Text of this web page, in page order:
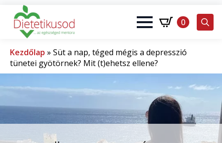
0
Kezdőlap » Süt a nap, téged mégis a depresszió
tünetei gyötörnek? Mit (t)ehetsz ellene?